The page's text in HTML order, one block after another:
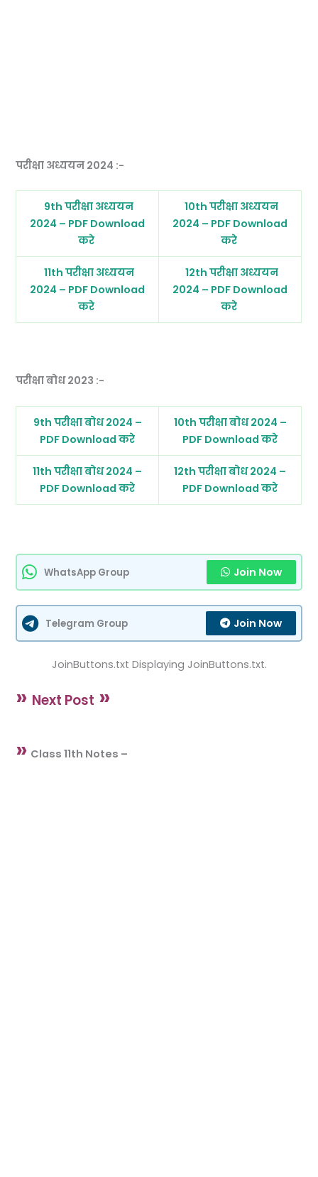
परीक्षा अध्ययन 2024 :-
9th परीक्षा अध्ययन
2024 – PDF Download
करे
10th परीक्षा अध्ययन
2024 – PDF Download
करे
11th परीक्षा अध्ययन
2024 – PDF Download
करे
12th परीक्षा अध्ययन
2024 – PDF Download
करे
परीक्षा बोध 2023 :-
9th परीक्षा बोध 2024 –
PDF Download करे
10th परीक्षा बोध 2024 –
PDF Download करे
11th परीक्षा बोध 2024 –
PDF Download करे
12th परीक्षा बोध 2024 –
PDF Download करे
WhatsApp Group Join Now
Telegram Group Join Now
JoinButtons.txt Displaying JoinButtons.txt.
» Next Post »
» Class 11th Notes –